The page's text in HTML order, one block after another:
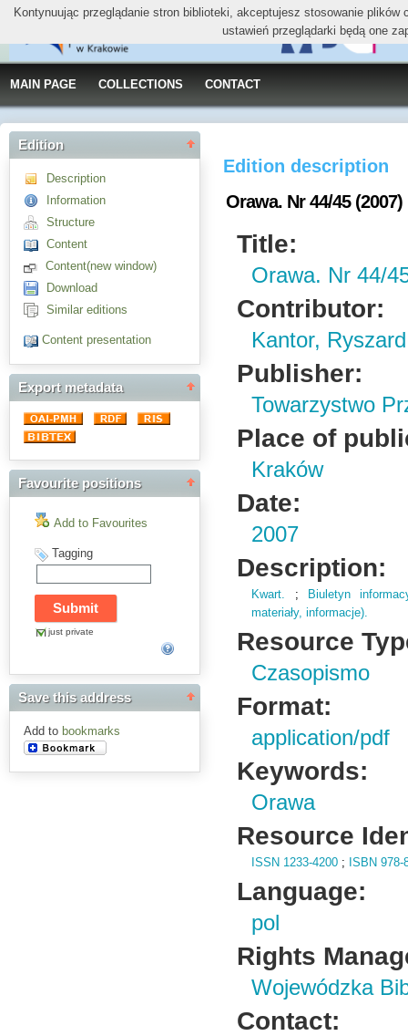
MAIN PAGE COLLECTIONS CONTACT
Edition
Description
Information
Structure
Content
Content(new window)
Download
Similar editions
Content presentation
Export metadata
Favourite positions
Add to Favourites
Tagging
just private
Save this address
Add to bookmarks
Edition description
Orawa. Nr 44/45 (2007)
Title:
Orawa. Nr 44/
Contributor:
Kantor,
Publisher:
Towarzystwo
Place of
Kraków
Date:
2007
Description:
Kwart. ;
Biuletyn
materiały, informacje).
Resource
Czasopismo
Format:
application/pdf
Keywords:
Orawa
Resource
ISSN 1233-4200 ; ISBN 978-
Language:
pol
Rights
Wojewódzka
Contact:
Kontynuując przeglądanie stron biblioteki, akceptujesz stosowanie
ustawień przeglądarki będą one